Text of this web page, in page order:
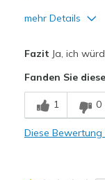
mehr Details
Comfortable
Durable
Fazit Ja, ich
Fanden Sie
1 0
Diese Bewertung